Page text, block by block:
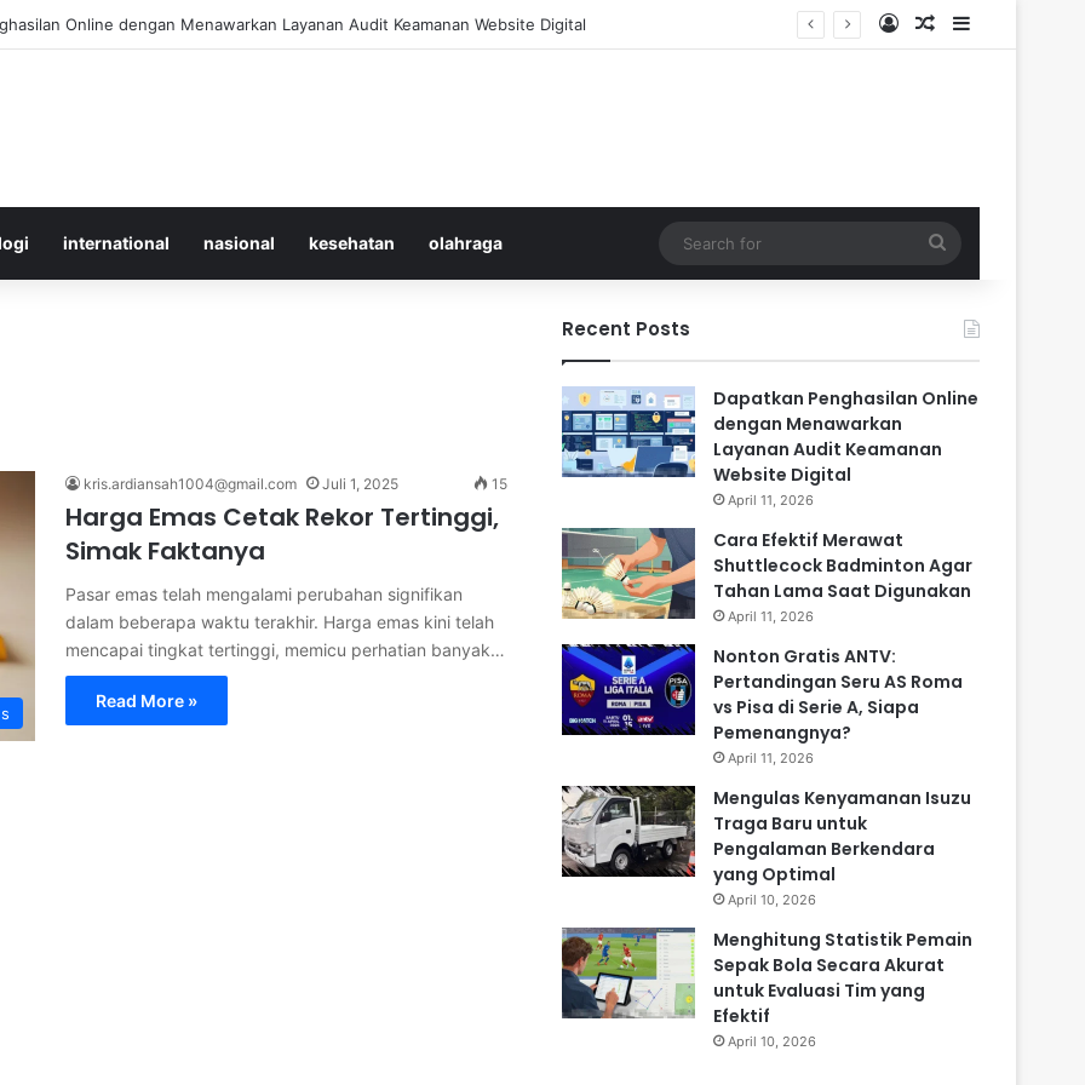
Shuttlecock Badminton Agar Tahan Lama Saat Digunakan Log InRandom Article
Sidebar
international nasional kesehatan olahraga
for
kris.ardiansah1004@gmail.com Juli 1, 2025 15
Harga Emas Cetak Rekor Tertinggi,
Simak Faktanya
Pasar emas telah mengalami perubahan signifikan
dalam beberapa waktu terakhir. Harga emas kini telah
mencapai tingkat tertinggi, memicu perhatian banyak…
Read More »
Recent Posts
Dapatkan Penghasilan Online
dengan Menawarkan
Layanan Audit Keamanan
Website Digital
April 11, 2026
Cara Efektif Merawat
Shuttlecock Badminton Agar
Tahan Lama Saat Digunakan
April 11, 2026
Nonton Gratis ANTV:
Pertandingan Seru AS Roma
vs Pisa di Serie A, Siapa
Pemenangnya?
April 11, 2026
Mengulas Kenyamanan Isuzu
Traga Baru untuk
Pengalaman Berkendara
yang Optimal
April 10, 2026
Menghitung Statistik Pemain
Sepak Bola Secara Akurat
untuk Evaluasi Tim yang
Efektif
April 10, 2026